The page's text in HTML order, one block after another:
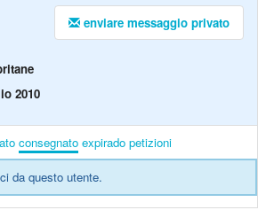
enviare messaggio privato
2010
consegnato expirado petizioni
da questo utente.